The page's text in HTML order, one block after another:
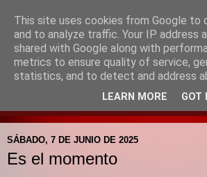
Blog de la
Colegio Santa Mª
Providencia
SÁBADO, 7 DE JUNIO DE 2025
Es el momento
This site uses cookies from Google to
and to analyze traffic. Your IP address
shared with Google along with
metrics to ensure quality of service,
statistics, and to detect and address
LEARN MORE GOT